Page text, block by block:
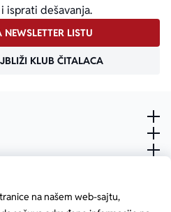
na našem web-sajtu,
isprati dešavanja.
LISTU
KLUB ČITALACA